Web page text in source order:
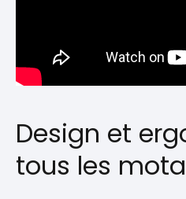
Design et
tous les